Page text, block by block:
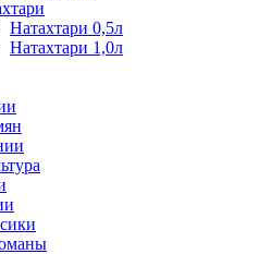
Натахтари 0,5л
Натахтари 1,0л